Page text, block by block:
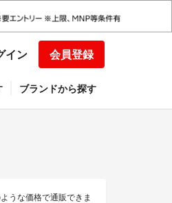
イン 会員登録
ブランドから探す
うな価格で通販できま